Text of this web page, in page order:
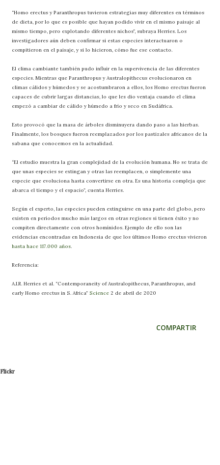
“Homo erectus y Paranthropus tuvieron estrategias muy diferentes en términos
de dieta, por lo que es posible que hayan podido vivir en el mismo paisaje al
mismo tiempo, pero explotando diferentes nichos”, subraya Herries. Los
investigadores aún deben confirmar si estas especies interactuaron o
compitieron en el paisaje, y si lo hicieron, cómo fue ese contacto.
El clima cambiante también pudo influir en la supervivencia de las diferentes
especies. Mientras que Paranthropus y Australopithecus evolucionaron en
climas cálidos y húmedos y se acostumbraron a ellos, los Homo erectus fueron
capaces de cubrir largas distancias, lo que les dio ventaja cuando el clima
empezó a cambiar de cálido y húmedo a frío y seco en Sudáfrica.
Esto provocó que la masa de árboles disminuyera dando paso a las hierbas.
Finalmente, los bosques fueron reemplazados por los pastizales africanos de la
sabana que conocemos en la actualidad.
“El estudio muestra la gran complejidad de la evolución humana. No se trata de
que unas especies se extingan y otras las reemplacen, o simplemente una
especie que evoluciona hasta convertirse en otra. Es una historia compleja que
abarca el tiempo y el espacio”, cuenta Herries.
Según el experto, las especies pueden extinguirse en una parte del globo, pero
existen en períodos mucho más largos en otras regiones si tienen éxito y no
compiten directamente con otros homínidos. Ejemplo de ello son las
evidencias encontradas en Indonesia de que los últimos Homo erectus vivieron
hasta hace 117.000 años.
Referencia:
A.I.R. Herries et al. “Contemporaneity of Australopithecus, Paranthropus, and
early Homo erectus in S. Africa” Science 2 de abril de 2020
COMPARTIR
Flickr